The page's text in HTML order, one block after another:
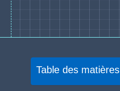
Table des matières